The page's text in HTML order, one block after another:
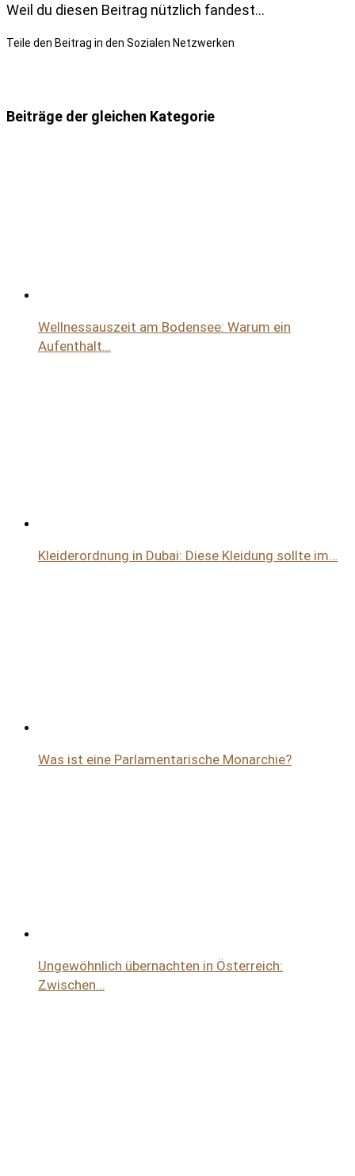
Weil du diesen Beitrag nützlich fandest...
Teile den Beitrag in den Sozialen Netzwerken
Beiträge der gleichen Kategorie
Wellnessauszeit am Bodensee: Warum ein
Aufenthalt…
Kleiderordnung in Dubai: Diese Kleidung sollte im…
Was ist eine Parlamentarische Monarchie?
Ungewöhnlich übernachten in Österreich:
Zwischen…